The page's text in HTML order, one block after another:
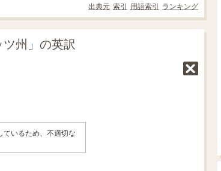
出典元 索引 用語索引 ランキング
州」の英訳
いるため、不適切な